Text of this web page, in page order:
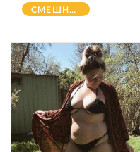
СМЕШНОЕ